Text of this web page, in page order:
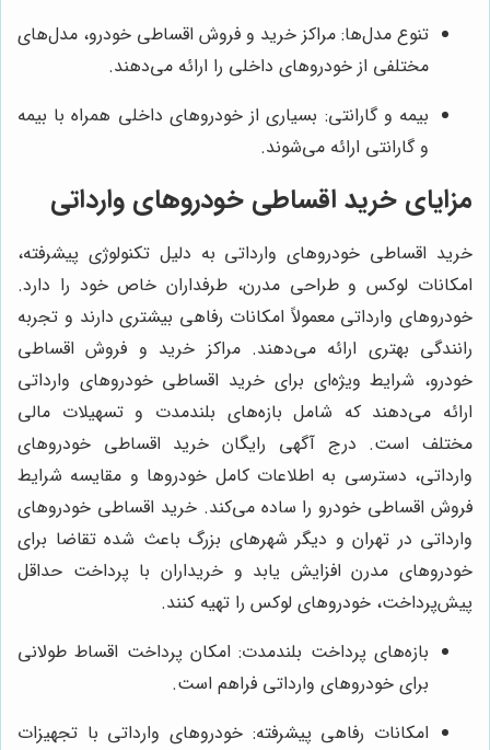
تنوع مدل‌ها: مراکز خرید و فروش اقساطی خودرو، مدل‌های
مختلفی از خودروهای داخلی را ارائه می‌دهند.
بیمه و گارانتی: بسیاری از خودروهای داخلی همراه با بیمه
و گارانتی ارائه می‌شوند.
مزایای خرید اقساطی خودروهای وارداتی
خرید اقساطی خودروهای وارداتی به دلیل تکنولوژی پیشرفته،
امکانات لوکس و طراحی مدرن، طرفداران خاص خود را دارد.
خودروهای وارداتی معمولاً امکانات رفاهی بیشتری دارند و تجربه
رانندگی بهتری ارائه می‌دهند. مراکز خرید و فروش اقساطی
خودرو، شرایط ویژه‌ای برای خرید اقساطی خودروهای وارداتی
ارائه می‌دهند که شامل بازه‌های بلندمدت و تسهیلات مالی
مختلف است. درج آگهی رایگان خرید اقساطی خودروهای
وارداتی، دسترسی به اطلاعات کامل خودروها و مقایسه شرایط
فروش اقساطی خودرو را ساده می‌کند. خرید اقساطی خودروهای
وارداتی در تهران و دیگر شهرهای بزرگ باعث شده تقاضا برای
خودروهای مدرن افزایش یابد و خریداران با پرداخت حداقل
پیش‌پرداخت، خودروهای لوکس را تهیه کنند.
بازه‌های پرداخت بلندمدت: امکان پرداخت اقساط طولانی
برای خودروهای وارداتی فراهم است.
امکانات رفاهی پیشرفته: خودروهای وارداتی با تجهیزات